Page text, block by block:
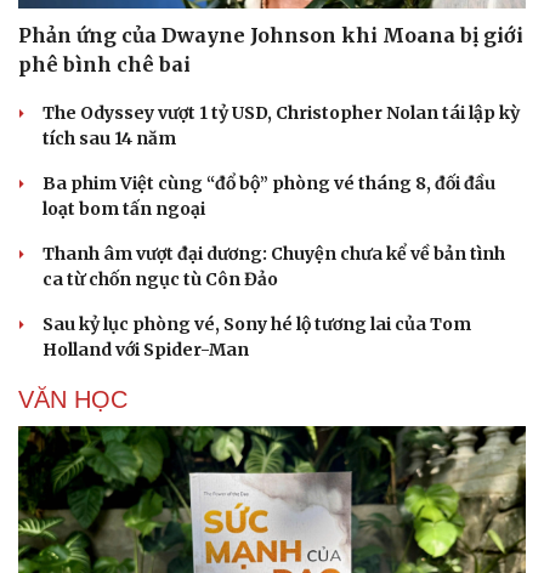
Phản ứng của Dwayne Johnson khi Moana bị giới
phê bình chê bai
The Odyssey vượt 1 tỷ USD, Christopher Nolan tái lập kỳ
tích sau 14 năm
Ba phim Việt cùng “đổ bộ” phòng vé tháng 8, đối đầu
loạt bom tấn ngoại
Thanh âm vượt đại dương: Chuyện chưa kể về bản tình
ca từ chốn ngục tù Côn Đảo
Sau kỷ lục phòng vé, Sony hé lộ tương lai của Tom
Holland với Spider-Man
VĂN HỌC